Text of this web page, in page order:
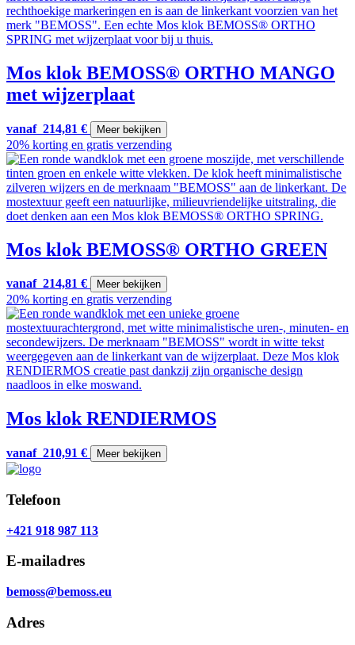
Mos klok BEMOSS® ORTHO MANGO
met wijzerplaat
vanaf 214,81 € Meer bekijken
20% korting en gratis verzending
Mos klok BEMOSS® ORTHO GREEN
vanaf 214,81 € Meer bekijken
20% korting en gratis verzending
Mos klok RENDIERMOS
vanaf 210,91 € Meer bekijken
Telefoon
+421 918 987 113
E-mailadres
bemoss@bemoss.eu
Adres